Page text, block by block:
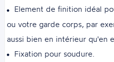
Element de finition idéal
ou votre garde corps, par
aussi bien en intérieur qu'en
Fixation pour soudure.